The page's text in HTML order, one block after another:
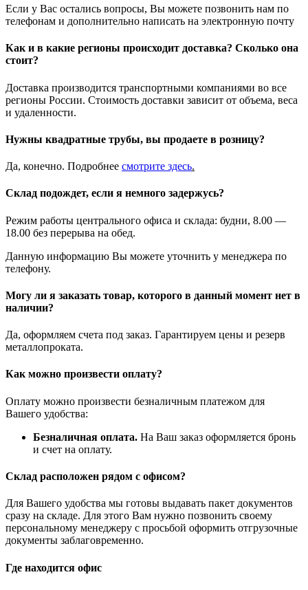
Если у Вас остались вопросы, Вы можете позвонить нам по
телефонам и дополнительно написать на электронную почту
Как и в какие регионы происходит доставка? Сколько она
стоит?
Доставка производится транспортными компаниями во все
регионы России. Стоимость доставки зависит от объема, веса
и удаленности.
Нужны квадратные трубы, вы продаете в розницу?
Да, конечно. Подробнее смотрите здесь.
Склад подождет, если я немного задержусь?
Режим работы центрального офиса и склада: будни, 8.00 —
18.00 без перерыва на обед.
Данную информацию Вы можете уточнить у менеджера по
телефону.
Могу ли я заказать товар, которого в данный момент нет в
наличии?
Да, оформляем счета под заказ. Гарантируем цены и резерв
металлопроката.
Как можно произвести оплату?
Оплату можно произвести безналичным платежом для
Вашего удобства:
Безналичная оплата. На Ваш заказ оформляется бронь
и счет на оплату.
Склад расположен рядом с офисом?
Для Вашего удобства мы готовы выдавать пакет документов
сразу на складе. Для этого Вам нужно позвонить своему
персональному менеджеру с просьбой оформить отгрузочные
документы заблаговременно.
Где находится офис